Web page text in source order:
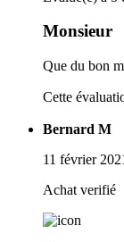
Monsieur
Que du bon
Cette
Bernard M
11 février
Achat verifié